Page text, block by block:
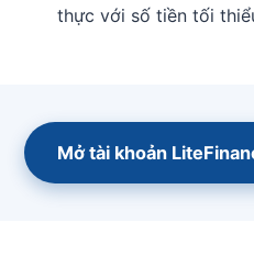
thực với số tiền tối
Mở tài khoản